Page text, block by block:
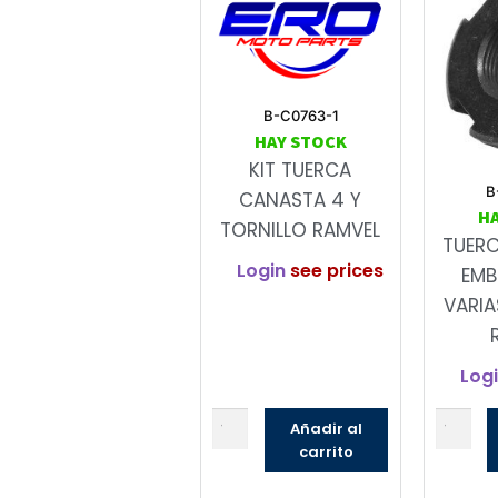
B-C0763-1
HAY STOCK
KIT TUERCA
CANASTA 4 Y
TORNILLO RAMVEL
Login see prices
Añadir al
carrito